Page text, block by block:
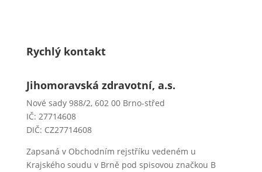
Rychlý kontakt
Jihomoravská zdravotní, a.s.
Nové sady 988/2, 602 00 Brno-střed
IČ: 27714608
DIČ: CZ27714608
Zapsaná v Obchodním rejstříku vedeném u
Krajského soudu v Brně pod spisovou značkou B